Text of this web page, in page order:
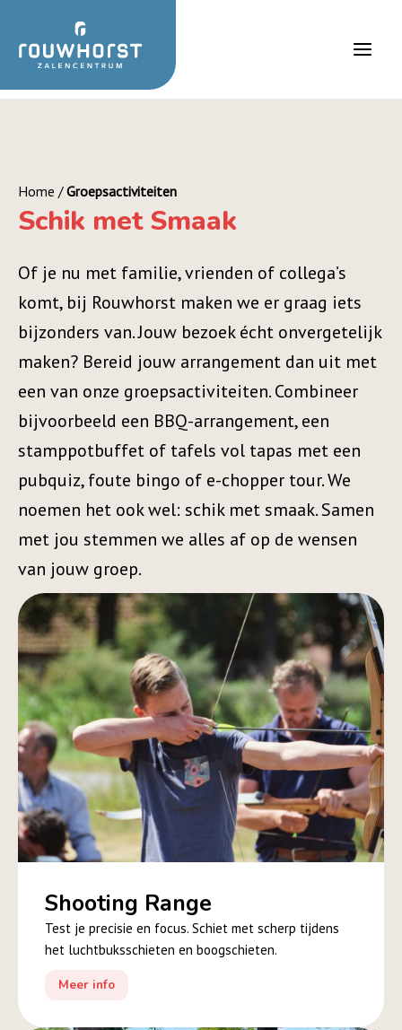
Home /Groepsactiviteiten
Schik met Smaak
Of je nu met familie, vrienden of collega’s
komt, bij Rouwhorst maken we er graag iets
bijzonders van. Jouw bezoek écht onvergetelijk
maken? Bereid jouw arrangement dan uit met
een van onze groepsactiviteiten. Combineer
bijvoorbeeld een BBQ-arrangement, een
stamppotbuffet of tafels vol tapas met een
pubquiz, foute bingo of e-chopper tour. We
noemen het ook wel: schik met smaak. Samen
met jou stemmen we alles af op de wensen
van jouw groep.
Shooting Range
Test je precisie en focus. Schiet met scherp tijdens
het luchtbuksschieten en boogschieten.
Meer info